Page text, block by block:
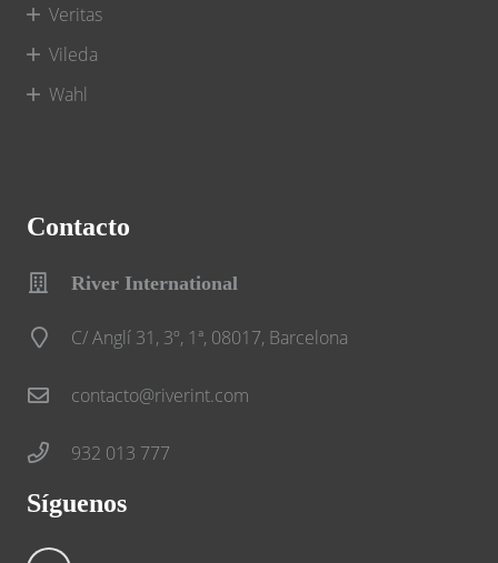
Veritas
Vileda
Wahl
Contacto
River International
C/ Anglí 31, 3º, 1ª, 08017, Barcelona
contacto@riverint.com
932 013 777
Síguenos